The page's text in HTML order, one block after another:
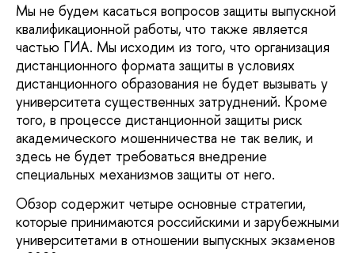
Мы не будем касаться вопросов защиты выпускной
квалификационной работы, что также является
частью ГИА. Мы исходим из того, что организация
дистанционного формата защиты в условиях
дистанционного образования не будет вызывать у
университета существенных затруднений. Кроме
того, в процессе дистанционной защиты риск
академического мошенничества не так велик, и
здесь не будет требоваться внедрение
специальных механизмов защиты от него.
Обзор содержит четыре основные стратегии,
которые принимаются российскими и зарубежными
университетами в отношении выпускных экзаменов